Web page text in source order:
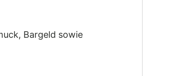
Bargeld sowie